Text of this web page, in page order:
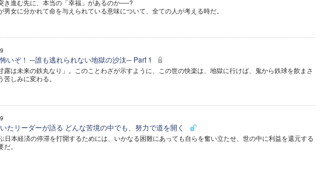
き進む先に、本当の「幸福」があるのか──?
男女に分かれて命を与えられている意味について、全ての人が考える時だ。
いぞ！ ─誰も逃れられない地獄の沙汰─ Part 1
露は未来の鉄丸なり」。このことわざが示すように、この世の快楽は、地獄に行けば、鬼から鉄球を飲まさ
苦しみに変わる。
たリーダーが語る どんな苦境の中でも、努力で道を開く
日本経済の停滞を打開するためには、いかなる困難にあっても自らを奮い立たせ、世の中に利益を還元する
。